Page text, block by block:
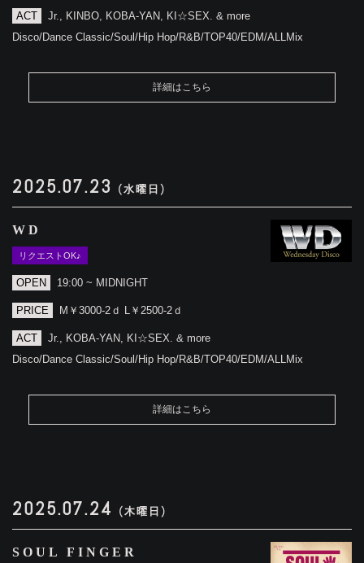
ACT
Jr., KINBO, KOBA-YAN, KI☆SEX. & more
Disco/Dance Classic/Soul/Hip Hop/R&B/TOP40/EDM/ALLMix
詳細はこちら
2025.07.23 (水曜日)
WD
リクエストOK♪
OPEN 19:00 ~ MIDNIGHT
PRICE M￥3000-2ｄ L￥2500-2ｄ
ACT
Jr., KOBA-YAN, KI☆SEX. & more
Disco/Dance Classic/Soul/Hip Hop/R&B/TOP40/EDM/ALLMix
詳細はこちら
2025.07.24 (木曜日)
SOUL FINGER